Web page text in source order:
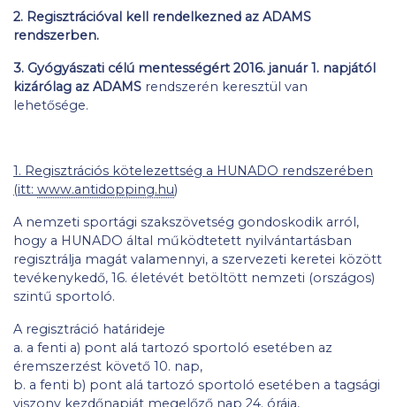
2. Regisztrációval kell rendelkezned az ADAMS
rendszerben.
3. Gyógyászati célú mentességért 2016. január 1. napjától
kizárólag az ADAMS rendszerén keresztül van
lehetősége.
1. Regisztrációs kötelezettség a HUNADO rendszerében
(itt: www.antidopping.hu)
A nemzeti sportági szakszövetség gondoskodik arról,
hogy a HUNADO által működtetett nyilvántartásban
regisztrálja magát valamennyi, a szervezeti keretei között
tevékenykedő, 16. életévét betöltött nemzeti (országos)
szintű sportoló.
A regisztráció határideje
a. a fenti a) pont alá tartozó sportoló esetében az
éremszerzést követő 10. nap,
b. a fenti b) pont alá tartozó sportoló esetében a tagsági
viszony kezdőnapját megelőző nap 24. órája,